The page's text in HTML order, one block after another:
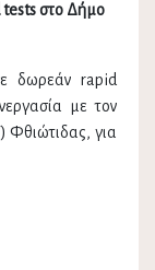
testsστο Δήμο
δωρεάν rapid
με τον
Φθιώτιδας, για